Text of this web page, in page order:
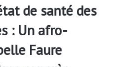
de santé des
: Un afro-
Faure